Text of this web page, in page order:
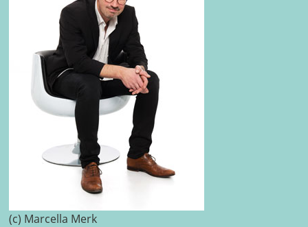
(c) Marcella Merk